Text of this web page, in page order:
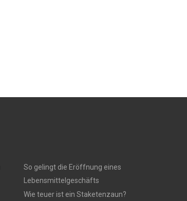
So gelingt die Eröffnung eines
Lebensmittelgeschäfts
Wie teuer ist ein Staketenzaun?